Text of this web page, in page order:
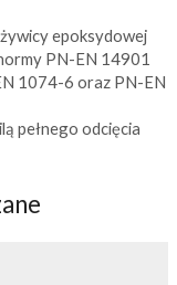
epoksydowej
PN-EN 14901
1074-6 oraz PN-EN
pełnego odcięcia